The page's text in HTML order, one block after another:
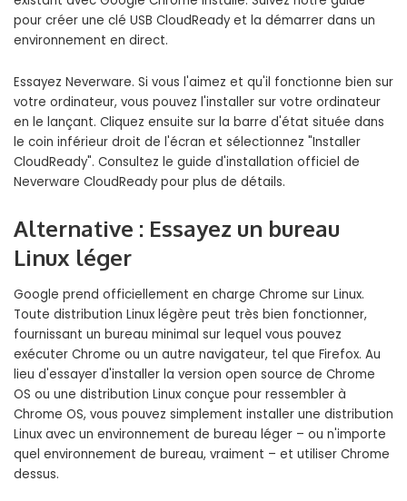
pour créer une clé USB CloudReady et la démarrer dans un
environnement en direct.
Essayez Neverware. Si vous l'aimez et qu'il fonctionne bien sur
votre ordinateur, vous pouvez l'installer sur votre ordinateur
en le lançant. Cliquez ensuite sur la barre d'état située dans
le coin inférieur droit de l'écran et sélectionnez "Installer
CloudReady". Consultez le guide d'installation officiel de
Neverware CloudReady pour plus de détails.
Alternative : Essayez un bureau
Linux léger
Google prend officiellement en charge Chrome sur Linux.
Toute distribution Linux légère peut très bien fonctionner,
fournissant un bureau minimal sur lequel vous pouvez
exécuter Chrome ou un autre navigateur, tel que Firefox. Au
lieu d'essayer d'installer la version open source de Chrome
OS ou une distribution Linux conçue pour ressembler à
Chrome OS, vous pouvez simplement installer une distribution
Linux avec un environnement de bureau léger – ou n'importe
quel environnement de bureau, vraiment – et utiliser Chrome
dessus.